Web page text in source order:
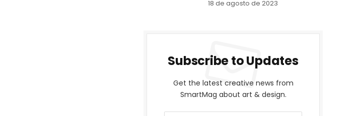
18 de agosto de 2023
Subscribe to Updates
Get the latest creative news from
SmartMag about art & design.